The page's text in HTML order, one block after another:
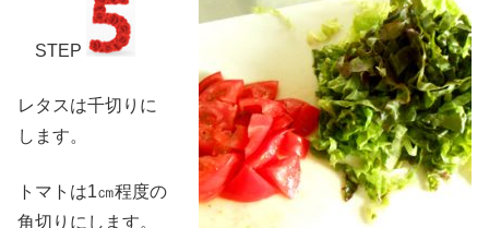
STEP
レタスは千切りに
します。
トマトは1㎝程度の
角切りにします。